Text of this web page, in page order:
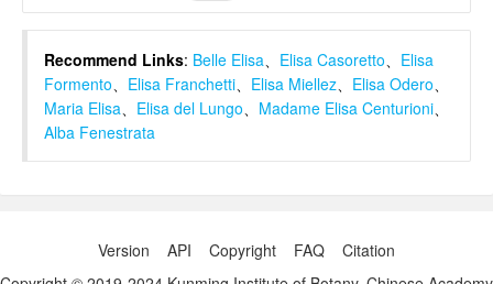
Recommend Links: Belle Elisa、 Elisa Casoretto、 Elisa
Formento、 Elisa Franchetti、 Elisa Miellez、 Elisa Odero、
Maria Elisa、 Elisa del Lungo、 Madame Elisa Centurioni、
Alba Fenestrata
Version API Copyright FAQ
Citation